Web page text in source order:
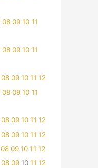
08 09 10 11
08 09 10 11
08 09 10 11 12
08 09 10 11
08 09 10 11 12
08 09 10 11 12
08 09 10 11 12
08 09 10 11 12